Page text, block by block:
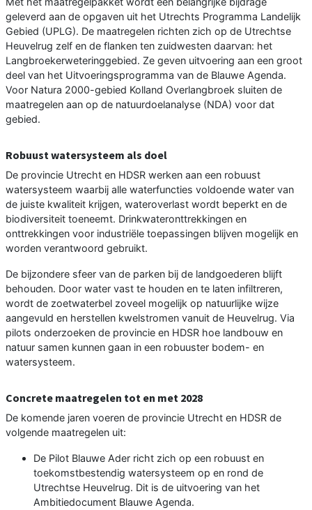
geleverd aan de opgaven uit het Utrechts Programma Landelijk
Gebied (UPLG). De maatregelen richten zich op de Utrechtse
Heuvelrug zelf en de flanken ten zuidwesten daarvan: het
Langbroekerweteringgebied. Ze geven uitvoering aan een groot
deel van het Uitvoeringsprogramma van de Blauwe Agenda.
Voor Natura 2000-gebied Kolland Overlangbroek sluiten de
maatregelen aan op de natuurdoelanalyse (NDA) voor dat
gebied.
Robuust watersysteem als doel
De provincie Utrecht en HDSR werken aan een robuust
watersysteem waarbij alle waterfuncties voldoende water van
de juiste kwaliteit krijgen, wateroverlast wordt beperkt en de
biodiversiteit toeneemt. Drinkwateronttrekkingen en
onttrekkingen voor industriële toepassingen blijven mogelijk en
worden verantwoord gebruikt.
De bijzondere sfeer van de parken bij de landgoederen blijft
behouden. Door water vast te houden en te laten infiltreren,
wordt de zoetwaterbel zoveel mogelijk op natuurlijke wijze
aangevuld en herstellen kwelstromen vanuit de Heuvelrug. Via
pilots onderzoeken de provincie en HDSR hoe landbouw en
natuur samen kunnen gaan in een robuuster bodem- en
watersysteem.
Concrete maatregelen tot en met 2028
De komende jaren voeren de provincie Utrecht en HDSR de
volgende maatregelen uit:
De Pilot Blauwe Ader richt zich op een robuust en
toekomstbestendig watersysteem op en rond de
Utrechtse Heuvelrug. Dit is de uitvoering van het
Ambitiedocument Blauwe Agenda.